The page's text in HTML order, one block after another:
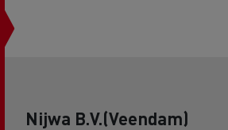
Nijwa B.V.(Veendam)